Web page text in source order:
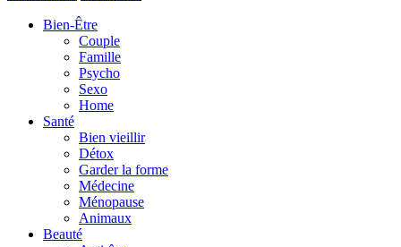
Bien-Être
Couple
Famille
Psycho
Sexo
Home
Santé
Bien vieillir
Détox
Garder la forme
Médecine
Ménopause
Animaux
Beauté